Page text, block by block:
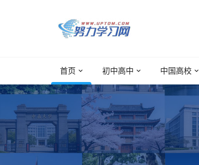
首页 初中高中 中国高校